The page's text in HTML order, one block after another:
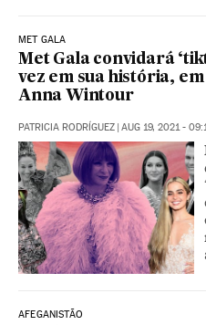
MET GALA
Met Gala convidará
vez em sua história,
Anna Wintour
PATRICIA RODRÍGUEZ | AUG 19, 2021 -
AFEGANISTÃO